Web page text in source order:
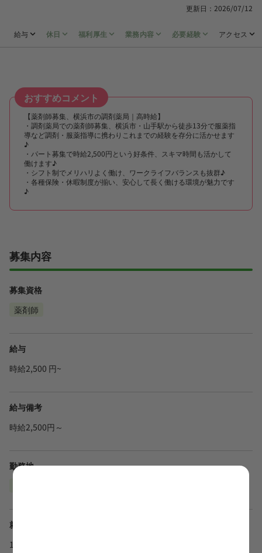
更新日：2026/07/12
給与 休日 福利厚生 業務内容 必要経験 アクセス
おすすめコメント
【薬剤師募集、横浜市の調剤薬局｜高時給】
・調剤薬局での薬剤師募集、横浜市・山手駅から徒歩13分で服薬指
導など調剤・服薬指導に携わりこれまでの経験を存分に活かせます
♪
・パート募集で時給2,500円という好条件、スキマ時間も活かして
働けます♪
・シフト制でメリハリよく働け、ワークライフバランスも抜群♪
・各種保険・休暇制度が揃い、安心して長く働ける環境が魅力です
♪
募集内容
募集資格
薬剤師
給与
時給2,500 円~
給与備考
時給2,500円～
勤務地
就業時間
10時30～16時00分